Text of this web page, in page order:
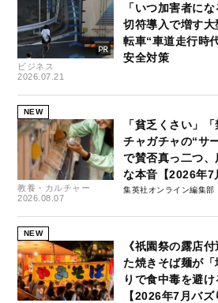
ビジネス
2026.07.21
「いつ加害者に
切符導入で増す
転車“車道走行時
安全対策
NEW
教養・カルチャー
2026.08.07
「貧乏くさい」
チャガチャの“サ
で賛否真っ二つ
な本音【2026年7
集英社オンライン編集部
NEW
《祇園祭の露店
た焼きそば麺が
りで食中毒を避
【2026年7月バズ